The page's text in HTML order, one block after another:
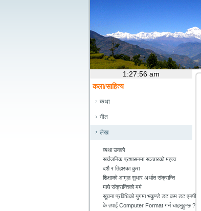
कला/साहित्य
कथा
गीत
लेख
व्यथा उनको
सार्वजनिक प्रशासनमा सञ्चारको महत्व
दशै र तिहारका कुरा
शिक्षाको आमुल सुधार अर्थात संक्रान्ति
माघे संक्रान्तिको मर्म
सूचना प्रविधिको युगमा भकुण्डे डट कम डट एनपी
के तपाईं Computer Format गर्न चाहनुहुन्छ ?